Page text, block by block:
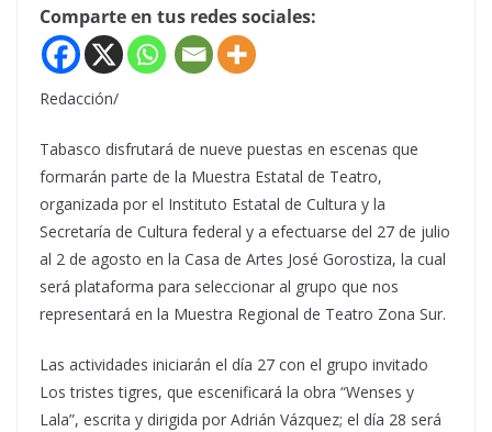
Comparte en tus redes sociales:
Redacción/
Tabasco disfrutará de nueve puestas en escenas que
formarán parte de la Muestra Estatal de Teatro,
organizada por el Instituto Estatal de Cultura y la
Secretaría de Cultura federal y a efectuarse del 27 de julio
al 2 de agosto en la Casa de Artes José Gorostiza, la cual
será plataforma para seleccionar al grupo que nos
representará en la Muestra Regional de Teatro Zona Sur.
Las actividades iniciarán el día 27 con el grupo invitado
Los tristes tigres, que escenificará la obra “Wenses y
Lala”, escrita y dirigida por Adrián Vázquez; el día 28 será